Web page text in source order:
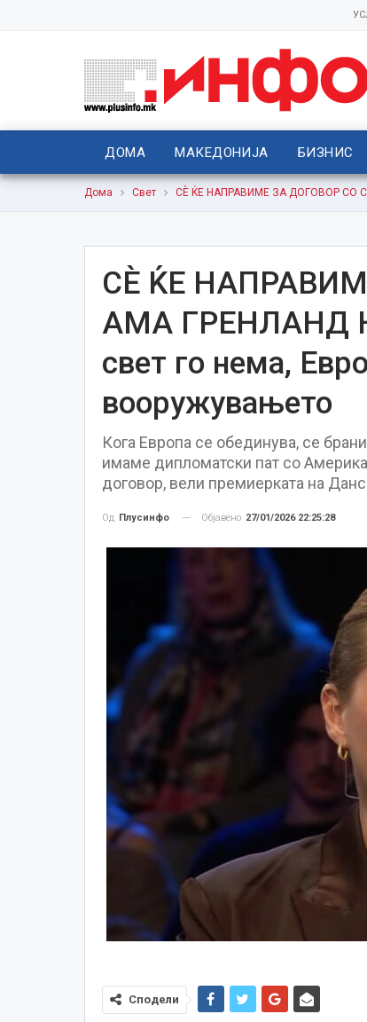
ДОМА МАКЕДОНИЈА БИЗНИС
Дома Свет СЀ ЌЕ НАПРАВИМЕ ЗА ДОГОВОР СО
СЀ ЌЕ
АМА ГРЕНЛАНД
свет го нема,
вооружувањето
Кога Европа се обединува, се
имаме дипломатски пат со
договор, вели премиерката на
Од Плусинфо Објавено 27/01/2026 22:25:28
Сподели